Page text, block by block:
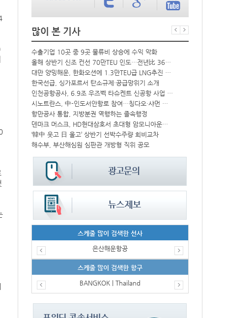
많이 본 기사
승
수출기업 10곳 중 9곳 물류비 상승에 수익 악화
올해 상반기 신조 컨선 70만TEU 인도…전년比 36% 감소
대만 양밍해운, 한화오션에 1.3만TEU급 LNG추진 컨선 6척 발주
한국선급, 싱가포르서 탄소규제·공급망위기 소개
인천공항공사, 6.9조 우즈벡 타슈켄트 신공항 사업 참여
시노트란스, 中-인도서안항로 참여…칭다오·샤먼 직항
항만공사 통합, 지방분권 역행하는 졸속행정
덴마크 머스크, HD현대삼호서 초대형 암모니아운반선 인도받아
‘韓中 웃고 日 울고’ 상반기 선박수주량 희비교차
해수부, 부산해심원 심판관 개방형 직위 공모
스케줄 많이 검색한 선사
은산해운항공
스케줄 많이 검색한 항구
BANGKOK | Thailand